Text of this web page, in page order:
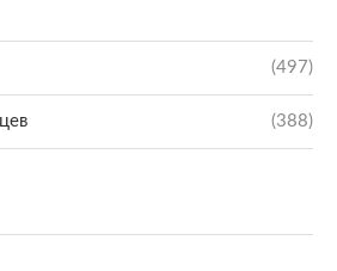
(497)
(388)